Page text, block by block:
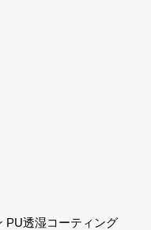
PU透湿コーティング